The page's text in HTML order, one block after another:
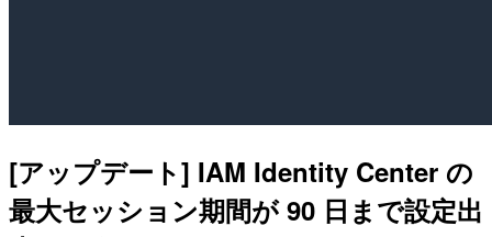
[アップデート] IAM Identity Center の
最大セッション期間が 90 日まで設定出